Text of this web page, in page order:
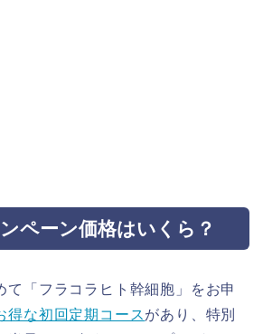
ペーン価格はいくら？
て「フラコラヒト幹細胞」をお申
得な初回定期コースがあり、特別